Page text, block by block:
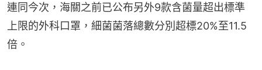
連同今次，海關之前已公布另外9款含菌量超出標準
上限的外科口罩，細菌菌落總數分別超標20%至11.5
倍。